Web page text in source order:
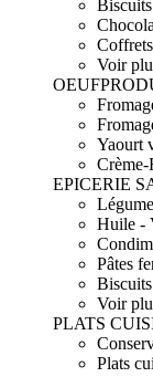
Voir
OEUF
Yaourt
Crème-
EPICERIE
Huile -
Pâtes
Voir
PLATS
Plats